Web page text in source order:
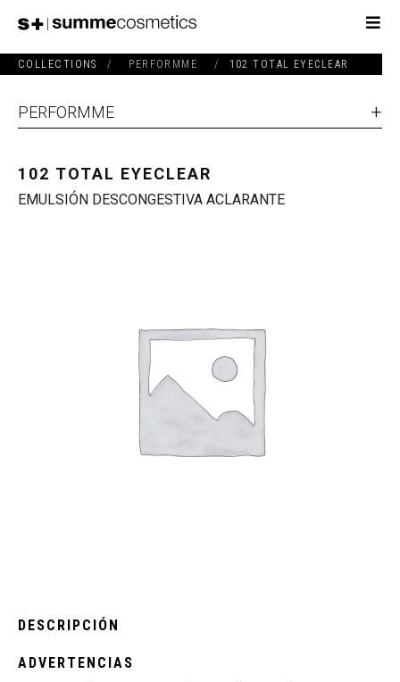
COLLECTIONS / PERFORMME / 102 TOTAL EYECLEAR
PERFORMME
102 TOTAL EYECLEAR
EMULSIÓN DESCONGESTIVA ACLARANTE
DESCRIPCIÓN
ADVERTENCIAS